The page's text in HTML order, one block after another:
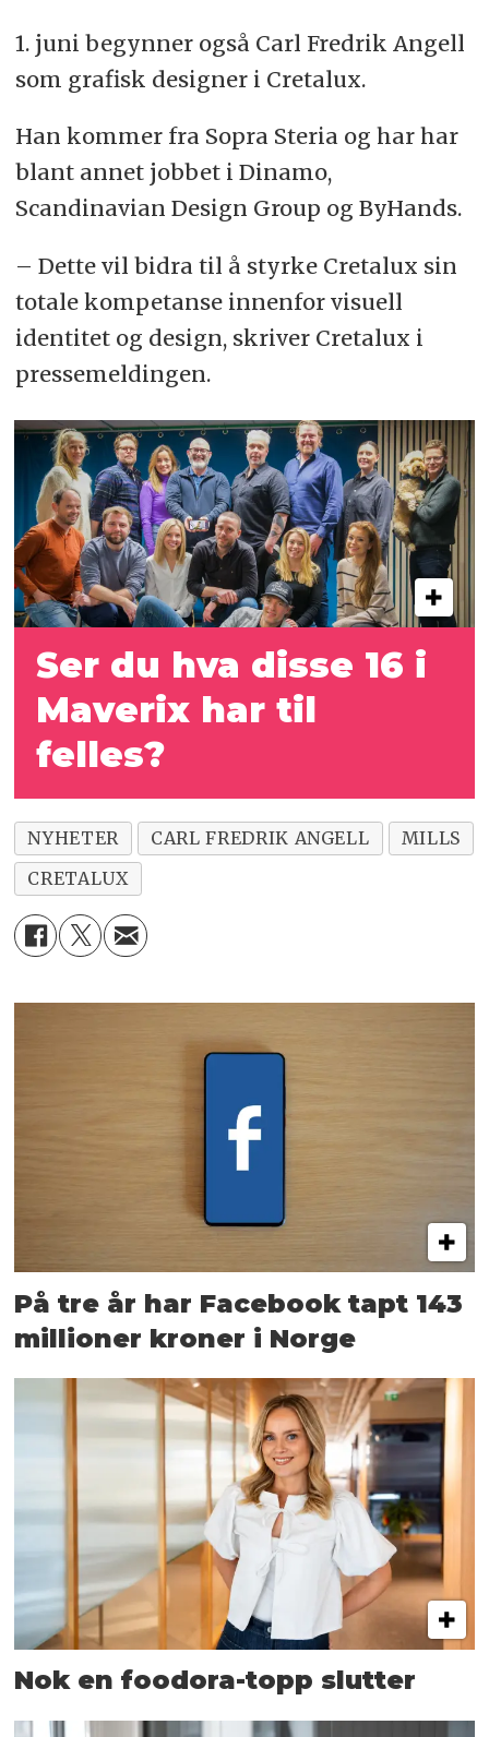
1. juni begynner også Carl Fredrik Angell
som grafisk designer i Cretalux.
Han kommer fra Sopra Steria og har har
blant annet jobbet i Dinamo,
Scandinavian Design Group og ByHands.
– Dette vil bidra til å styrke Cretalux sin
totale kompetanse innenfor visuell
identitet og design, skriver Cretalux i
pressemeldingen.
Ser du hva disse 16 i
Maverix har til
felles?
NYHETER CARL FREDRIK ANGELL
MILLS
CRETALUX
På tre år har Facebook tapt 143
millioner kroner i Norge
Nok en foodora-topp slutter